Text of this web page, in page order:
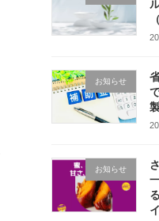
お知らせ
お知らせ